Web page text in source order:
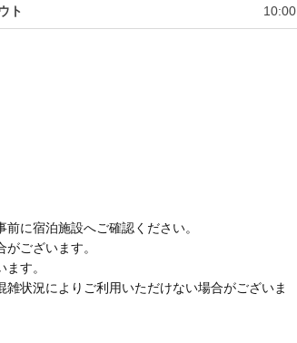
ト 10:00
に宿泊施設へご確認ください。
ございます。
す。
状況によりご利用いただけない場合がございま